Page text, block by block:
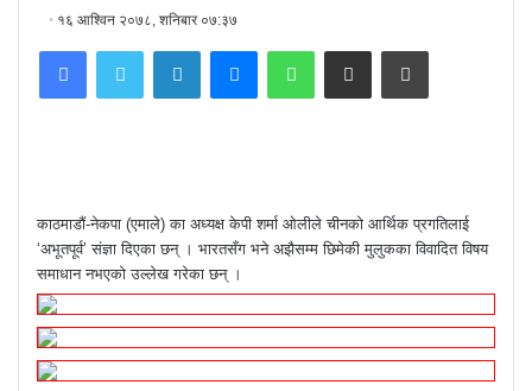
१६ आश्विन २०७८, शनिबार ०७:३७
काठमाडौं-नेकपा (एमाले) का अध्यक्ष केपी शर्मा ओलीले चीनको आर्थिक प्रगतिलाई
‘अभूतपूर्व’ संज्ञा दिएका छन् । भारतसँग भने अझैसम्म छिमेकी मुलुकका विवादित विषय
समाधान नभएको उल्लेख गरेका छन् ।